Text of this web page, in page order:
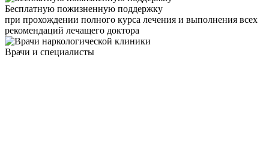
Бесплатную пожизненную поддержку
при прохождении полного курса лечения и выполнения всех
рекомендаций лечащего доктора
Врачи и специалисты